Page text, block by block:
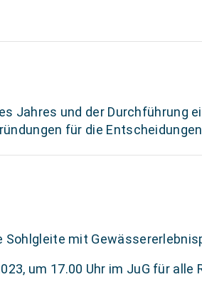
Jahres und der Durchführung
für die
Sohlgleite mit
um 17.00 Uhr im JuG für alle